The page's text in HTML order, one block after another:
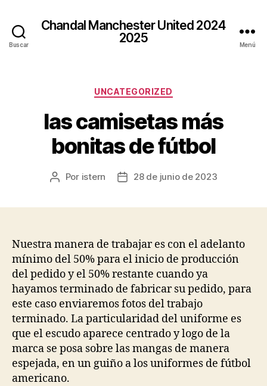
Buscar
Chandal Manchester United 2024
2025
Menú
Categorías
UNCATEGORIZED
las camisetas más
bonitas de fútbol
Autor
Por istern
Fecha28 de junio de 2023
Nuestra manera de trabajar es con el adelanto
mínimo del 50% para el inicio de producción
del pedido y el 50% restante cuando ya
hayamos terminado de fabricar su pedido, para
este caso enviaremos fotos del trabajo
terminado. La particularidad del uniforme es
que el escudo aparece centrado y logo de la
marca se posa sobre las mangas de manera
espejada, en un guiño a los uniformes de fútbol
americano.